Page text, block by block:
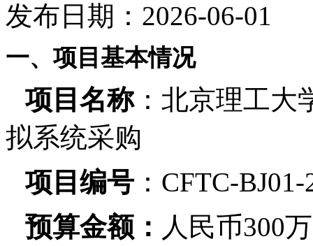
发布日期：2026-06-01
一、项目基本情况
项目名称：北京理工大
拟系统采购
项目编号： CFTC-BJ01-
预算金额： 人民币300